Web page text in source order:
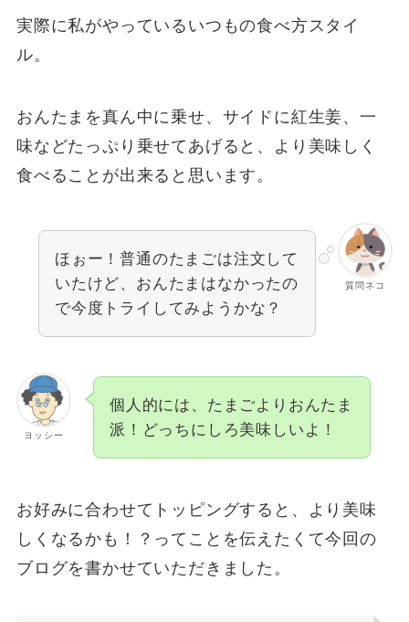
実際に私がやっているいつもの食べ方スタイ
ル。
おんたまを真ん中に乗せ、サイドに紅生姜、一
味などたっぷり乗せてあげると、より美味しく
食べることが出来ると思います。
質問ネコ
ほぉー！普通のたまごは注文して
いたけど、おんたまはなかったの
で今度トライしてみようかな？
ヨッシー
個人的には、たまごよりおんたま
派！どっちにしろ美味しいよ！
お好みに合わせてトッピングすると、より美味
しくなるかも！？ってことを伝えたくて今回の
ブログを書かせていただきました。